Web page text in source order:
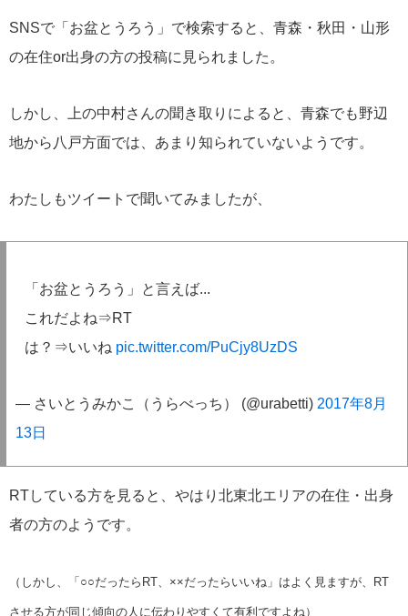
SNSで「お盆とうろう」で検索すると、青森・秋田・山形
の在住or出身の方の投稿に見られました。
しかし、上の中村さんの聞き取りによると、青森でも野辺
地から八戸方面では、あまり知られていないようです。
わたしもツイートで聞いてみましたが、
「お盆とうろう」と言えば...
これだよね⇒RT
は？⇒いいね pic.twitter.com/PuCjy8UzDS
— さいとうみかこ（うらべっち） (@urabetti) 2017年8月
13日
RTしている方を見ると、やはり北東北エリアの在住・出身
者の方のようです。
（しかし、「○○だったらRT、××だったらいいね」はよく見ますが、RT
させる方が同じ傾向の人に伝わりやすくて有利ですよね）